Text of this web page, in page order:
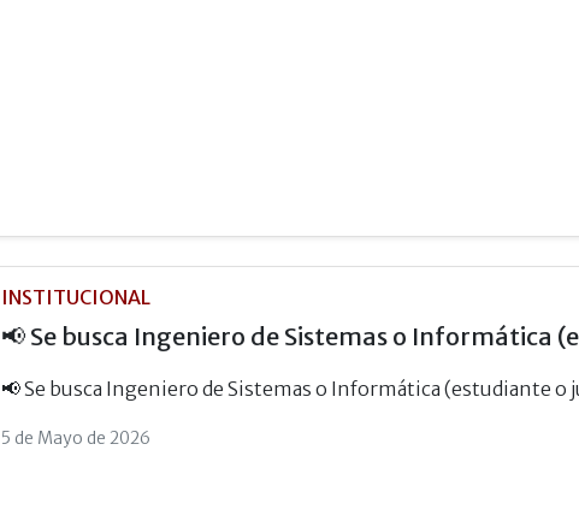
INSTITUCIONAL
📢 Se busca Ingeniero de Sistemas o Informática
📢 Se busca Ingeniero de Sistemas o Informática (estudiante o
5 de Mayo de 2026